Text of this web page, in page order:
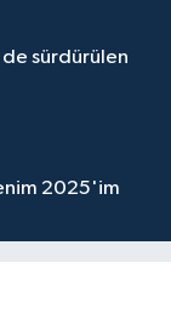
sürdürülen
2025'im